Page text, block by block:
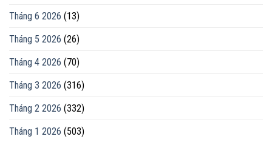
Tháng 6 2026 (13)
Tháng 5 2026 (26)
Tháng 4 2026 (70)
Tháng 3 2026 (316)
Tháng 2 2026 (332)
Tháng 1 2026 (503)